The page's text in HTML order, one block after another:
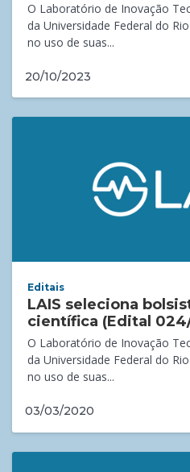
O Laboratório de Inovação
da Universidade Federal do
no uso de suas...
20/10/2023
Editais
LAIS seleciona
científica (Edital
O Laboratório de Inovação
da Universidade Federal do
no uso de suas...
03/03/2020